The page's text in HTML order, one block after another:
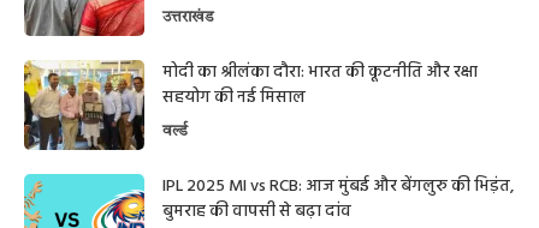
उत्तराखंड
मोदी का श्रीलंका दौरा: भारत की कूटनीति और रक्षा
सहयोग की नई मिसाल
वर्ल्ड
IPL 2025 MI vs RCB: आज मुंबई और बेंगलुरु की भिड़ंत,
बुमराह की वापसी से बढ़ा दांव